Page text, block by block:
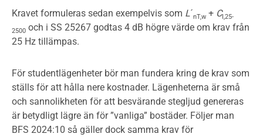
Kravet formuleras sedan exempelvis som L´nT,w + CI,25-
2500 och i SS 25267 godtas 4 dB högre värde om krav från
25 Hz tillämpas.
För studentlägenheter bör man fundera kring de krav som
ställs för att hålla nere kostnader. Lägenheterna är små
och sannolikheten för att besvärande stegljud genereras
är betydligt lägre än för ”vanliga” bostäder. Följer man
BFS 2024:10 så gäller dock samma krav för